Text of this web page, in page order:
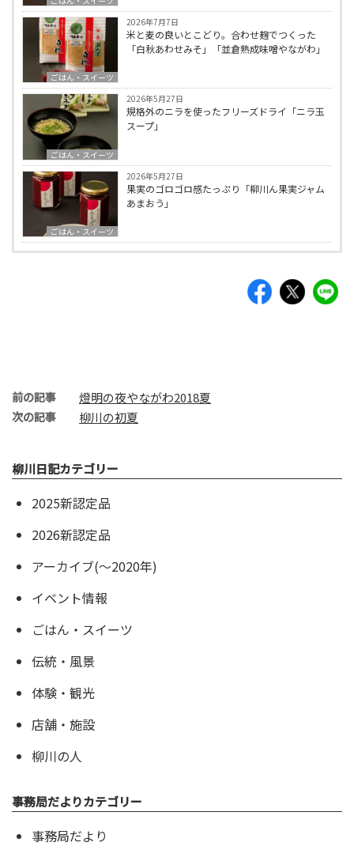
ごはん・スイーツ
2026年7月7日
米と麦の良いとこどり。合わせ麹でつくった
「白秋あわせみそ」「並倉熟成味噌やながわ」
ごはん・スイーツ
2026年5月27日
規格外のニラを使ったフリーズドライ「ニラ玉
スープ」
ごはん・スイーツ
2026年5月27日
果実のゴロゴロ感たっぷり「柳川ん果実ジャム
あまおう」
前の記事 燈明の夜やながわ2018夏
次の記事 柳川の初夏
柳川日記カテゴリー
2025新認定品
2026新認定品
アーカイブ(〜2020年)
イベント情報
ごはん・スイーツ
伝統・風景
体験・観光
店舗・施設
柳川の人
事務局だよりカテゴリー
事務局だより